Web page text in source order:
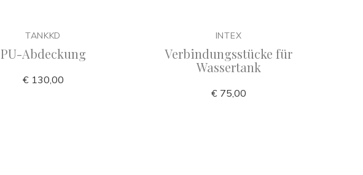
TANKKD
PU-Abdeckung
€ 130,00
INTEX
Verbindungsstücke für
Wassertank
€ 75,00